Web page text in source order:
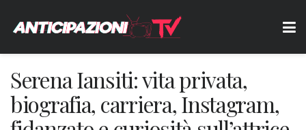
Serena Iansiti: vita privata,
biografia, carriera, Instagram,